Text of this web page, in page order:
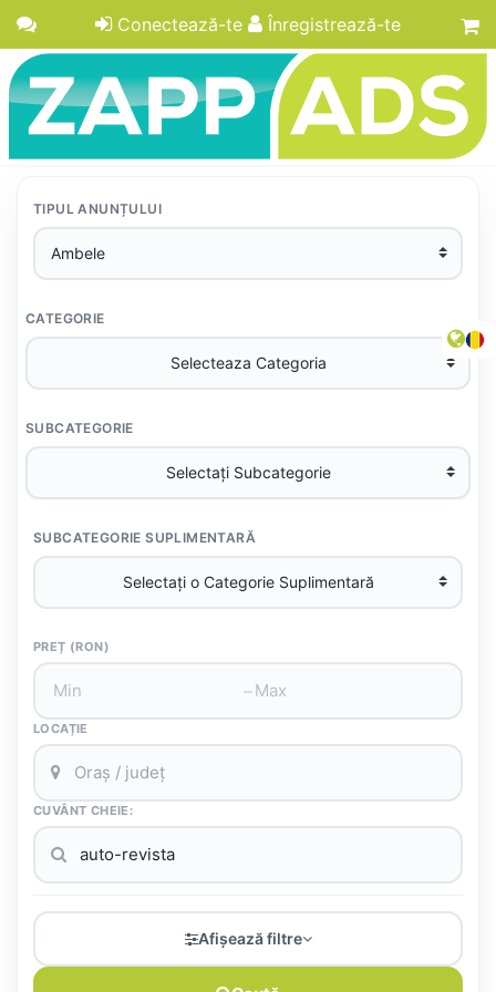
Conectează-te Înregistrează-te
TIPUL ANUNȚULUI
CATEGORIE
SUBCATEGORIE
SUBCATEGORIE SUPLIMENTARĂ
PREȚ (RON)
–
LOCAȚIE
CUVÂNT CHEIE:
Afișează filtre